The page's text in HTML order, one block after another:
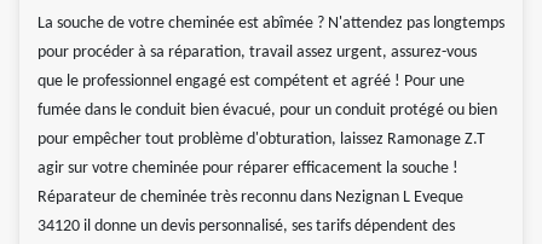
La souche de votre cheminée est abîmée ? N'attendez pas longtemps
pour procéder à sa réparation, travail assez urgent, assurez-vous
que le professionnel engagé est compétent et agréé ! Pour une
fumée dans le conduit bien évacué, pour un conduit protégé ou bien
pour empêcher tout problème d'obturation, laissez Ramonage Z.T
agir sur votre cheminée pour réparer efficacement la souche !
Réparateur de cheminée très reconnu dans Nezignan L Eveque
34120 il donne un devis personnalisé, ses tarifs dépendent des